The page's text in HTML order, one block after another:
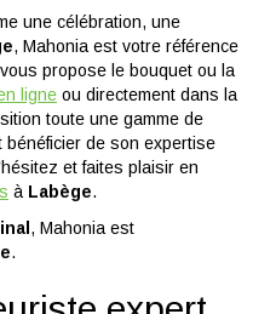
une célébration, une
, Mahonia est votre référence
propose le bouquet ou la
ligne ou directement dans la
toute une gamme de
bénéficier de son expertise
et faites plaisir en
à Labège.
, Mahonia est
.